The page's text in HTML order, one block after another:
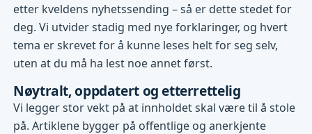
etter kveldens nyhetssending – så er dette stedet for
deg. Vi utvider stadig med nye forklaringer, og hvert
tema er skrevet for å kunne leses helt for seg selv,
uten at du må ha lest noe annet først.
Nøytralt, oppdatert og etterrettelig
Vi legger stor vekt på at innholdet skal være til å stole
på. Artiklene bygger på offentlige og anerkjente